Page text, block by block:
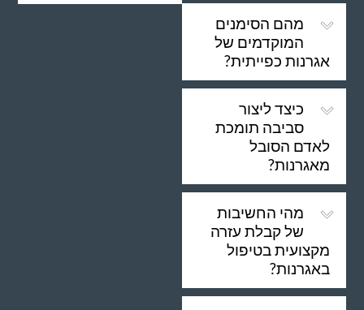
מהם הסימנים
המוקדמים של
אגרנות כפייתית?
כיצד ליצור
סביבה תומכת
לאדם הסובל
מאגרנות?
מהי החשיבות
של קבלת עזרה
מקצועית בטיפול
באגרנות?